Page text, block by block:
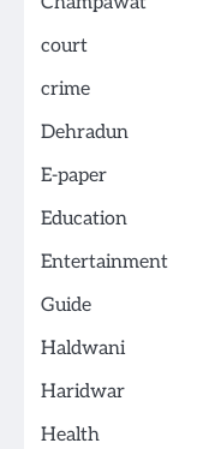
court
crime
Dehradun
E-paper
Education
Entertainment
Guide
Haldwani
Haridwar
Health